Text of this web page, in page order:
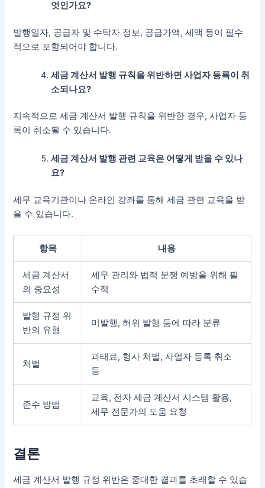
엇인가요?
발행일자, 공급자 및 수탁자 정보, 공급가액, 세액 등이 필수
적으로 포함되어야 합니다.
세금 계산서 발행 규칙을 위반하면 사업자 등록이 취
소되나요?
지속적으로 세금 계산서 발행 규칙을 위반한 경우, 사업자 등
록이 취소될 수 있습니다.
세금 계산서 발행 관련 교육은 어떻게 받을 수 있나
요?
세무 교육기관이나 온라인 강좌를 통해 세금 관련 교육을 받
을 수 있습니다.
항목 내용
세금 계산서
의 중요성
세무 관리와 법적 분쟁 예방을 위해 필
수적
발행 규정 위
반의 유형
미발행, 허위 발행 등에 따라 분류
처벌
과태료, 형사 처벌, 사업자 등록 취소
등
준수 방법
교육, 전자 세금 계산서 시스템 활용,
세무 전문가의 도움 요청
결론
세금 계산서 발행 규정 위반은 중대한 결과를 초래할 수 있습